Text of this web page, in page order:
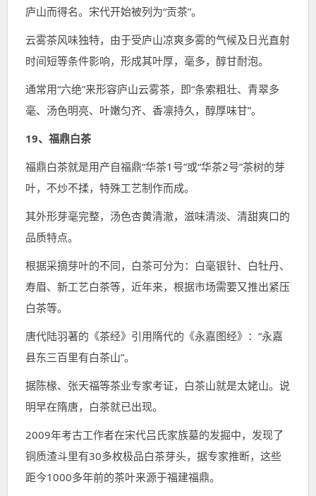
庐山而得名。宋代开始被列为“贡茶”。
云雾茶风味独特，由于受庐山凉爽多雾的气候及日光直射
时间短等条件影响，形成其叶厚，毫多，醇甘耐泡。
通常用“六绝”来形容庐山云雾茶，即“条索粗壮、青翠多
毫、汤色明亮、叶嫩匀齐、香凛持久，醇厚味甘”。
19、福鼎白茶
福鼎白茶就是用产自福鼎“华茶1号”或“华茶2号”茶树的芽
叶，不炒不揉，特殊工艺制作而成。
其外形芽毫完整，汤色杏黄清澈，滋味清淡、清甜爽口的
品质特点。
根据采摘芽叶的不同，白茶可分为：白毫银针、白牡丹、
寿眉、新工艺白茶等，近年来，根据市场需要又推出紧压
白茶等。
唐代陆羽著的《茶经》引用隋代的《永嘉图经》：“永嘉
县东三百里有白茶山”。
据陈椽、张天福等茶业专家考证，白茶山就是太姥山。说
明早在隋唐，白茶就已出现。
2009年考古工作者在宋代吕氏家族墓的发掘中，发现了
铜质渣斗里有30多枚极品白茶芽头，据专家推断，这些
距今1000多年前的茶叶来源于福建福鼎。